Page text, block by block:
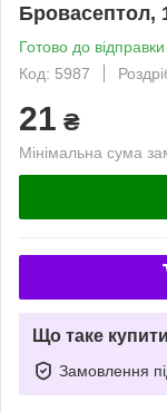
Бровасептол,
Готово до відправки
Код: 5987
21 ₴
Мінімальна сума
Що таке
Замовлення